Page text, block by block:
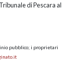
di Pescara al
pubblico; i proprietari